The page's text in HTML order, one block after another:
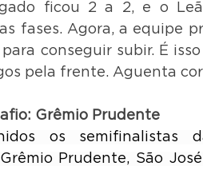
ficou 2 a 2, e o
fases. Agora, a equipe
conseguir subir. É
pela frente. Aguenta
Grêmio Prudente
os semifinalistas
Prudente, São